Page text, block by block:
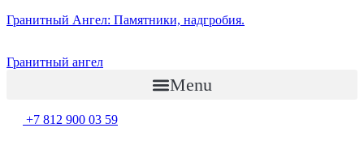
Гранитный Ангел: Памятники, надгробия.
Гранитный ангел
Menu
+7 812 900 03 59